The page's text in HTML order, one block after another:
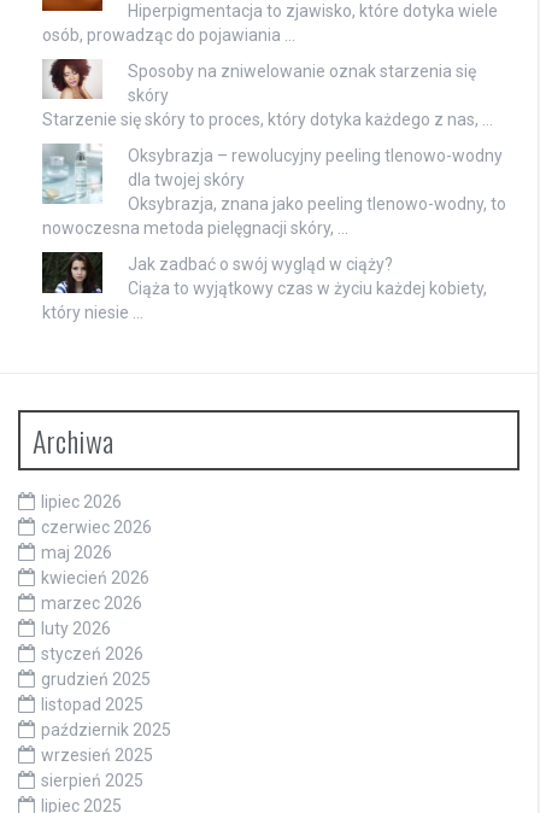
Hiperpigmentacja to zjawisko, które dotyka wiele
osób, prowadząc do pojawiania …
Sposoby na zniwelowanie oznak starzenia się
skóry
Starzenie się skóry to proces, który dotyka każdego z nas, …
Oksybrazja – rewolucyjny peeling tlenowo-wodny
dla twojej skóry
Oksybrazja, znana jako peeling tlenowo-wodny, to
nowoczesna metoda pielęgnacji skóry, …
Jak zadbać o swój wygląd w ciąży?
Ciąża to wyjątkowy czas w życiu każdej kobiety,
który niesie …
Archiwa
lipiec 2026
czerwiec 2026
maj 2026
kwiecień 2026
marzec 2026
luty 2026
styczeń 2026
grudzień 2025
listopad 2025
październik 2025
wrzesień 2025
sierpień 2025
lipiec 2025